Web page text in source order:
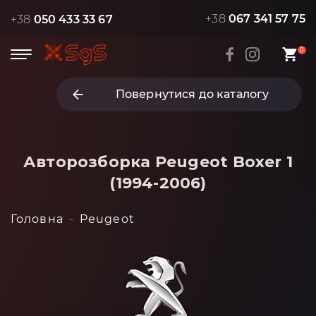
+38 050 433 33 67 +38 067 341 57 75
0
Повернутися до каталогу
Авторозборка Peugeot Boxer 1
(1994-2006)
Головна Peugeot